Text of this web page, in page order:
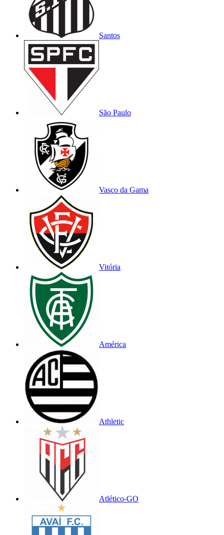
Santos
São Paulo
Vasco da Gama
Vitória
América
Athletic
Atlético-GO